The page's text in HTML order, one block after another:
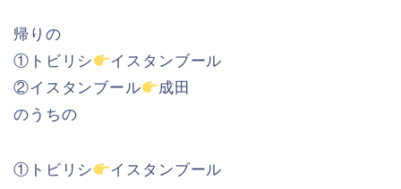
帰りの
①トビリシ
イスタンブール
②イスタンブール
成田
のうちの
①トビリシ
イスタンブール